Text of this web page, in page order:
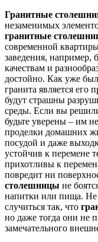
Гранитные
незаменимых
гранитные
современной
заведения, например,
качествам и
достойно. Как уже
гранита является его
будут страшны
среды. Если вы
будьте уверены – им
проделки домашних
посудой и даже
устойчив к перемене
прихотливы к
повредит ни
столешницы не
напитки или пища. Не
случиться так, что
но даже тогда они не
замечательного